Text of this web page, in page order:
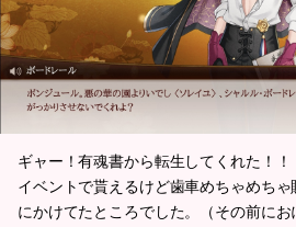
ギャー！有魂書から転生してくれた！！
イベントで貰えるけど歯車めちゃめち
にかけてたところでした。（その前に